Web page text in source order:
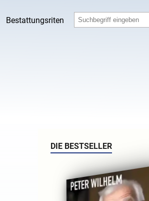
Bestattungsriten
DIE BESTSELLER